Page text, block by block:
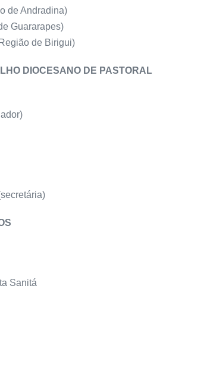
de Andradina)
Guararapes)
de Birigui)
DIOCESANO DE PASTORAL
Sanitá